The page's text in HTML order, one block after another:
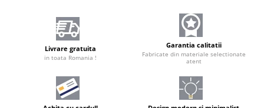
Livrare gratuita
in toata Romania !
Garantia calitatii
Fabricate din materiale selectionate
atent